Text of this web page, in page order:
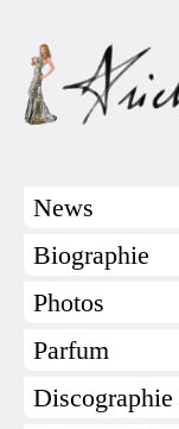
News
Biographie
Photos
Parfum
Discographie